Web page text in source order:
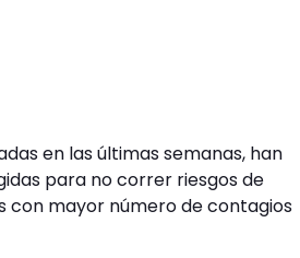
en las últimas semanas, han
para no correr riesgos de
con mayor número de contagios